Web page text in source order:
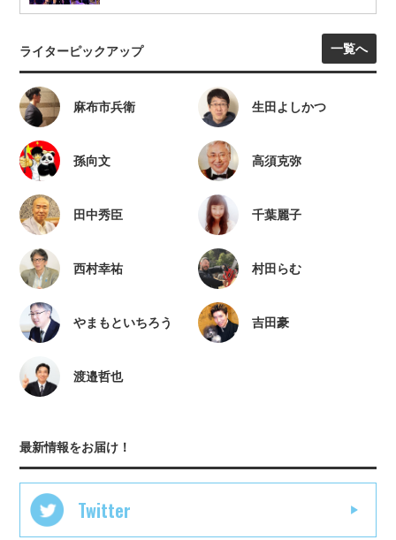
ライターピックアップ 一覧へ
麻布市兵衛 生田よしかつ
孫向文 高須克弥
田中秀臣 千葉麗子
西村幸祐 村田らむ
やまもといちろう 吉田豪
渡邉哲也
最新情報をお届け！
Twitter